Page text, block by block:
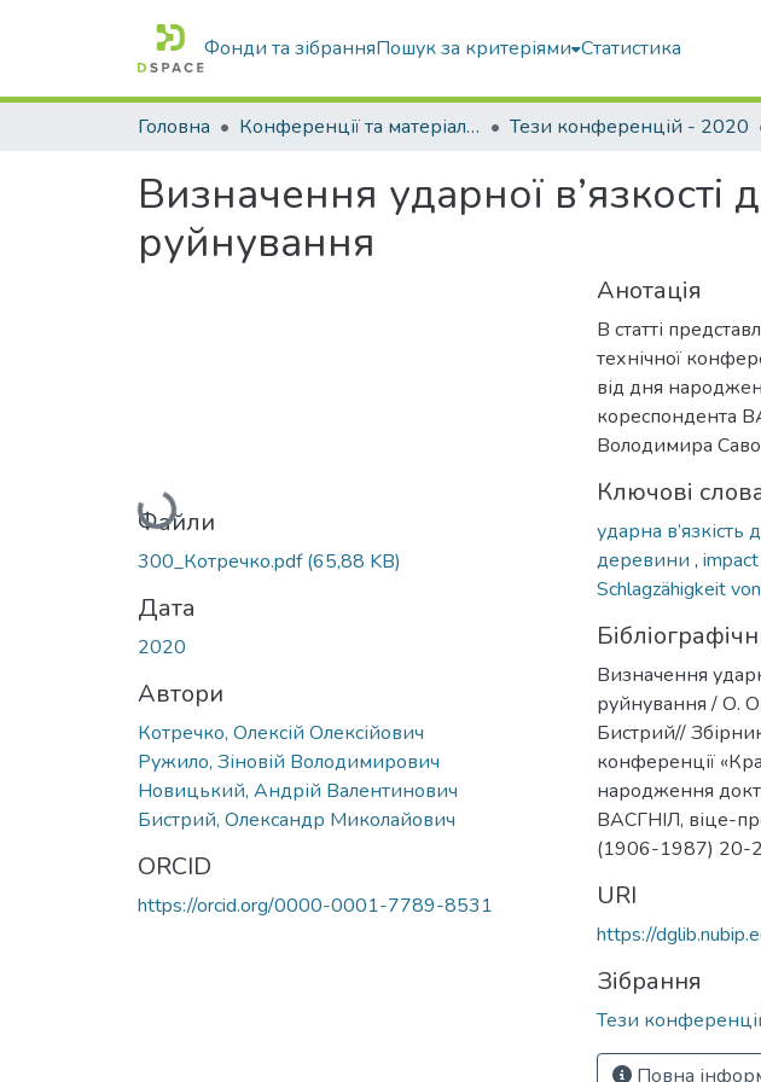
Фонди та зібранняПошук за критеріями Статистика
Головна Конференції та матеріали конференцій Тези конференцій - 2020
Визначення ударної
руйнування
Вантажиться...
Файли
300_Котречко.pdf(65,88 KB)
Дата
2020
Автори
Котречко, Олексій Олексійович
Ружило, Зіновій Володимирович
Новицький, Андрій Валентинович
Бистрий, Олександр Миколайович
ORCID
https://orcid.org/0000-0001-7789-8531
Анотація
В статті
технічної
від дня
кореспондента
Володимира
Ключові
ударна в’язкість
деревини ,
Schlagzähigkeit
Визначення
руйнування / О.
Бистрий//
конференції
народження
ВАСГНІЛ, віце-
(1906-1987) 20-
URI
https://
Зібрання
Тези
Повна